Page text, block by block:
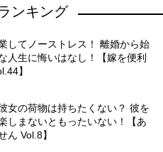
ンキング
してノーストレス！ 離婚から始
人生に悔いはなし！【嫁を便利
】
女の荷物は持ちたくない？ 彼を
しまないともったいない！【あ
ん Vol.8】